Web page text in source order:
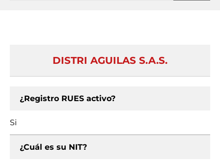
DISTRI AGUILAS S.A.S.
¿Registro RUES activo?
Si
¿Cuál es su NIT?